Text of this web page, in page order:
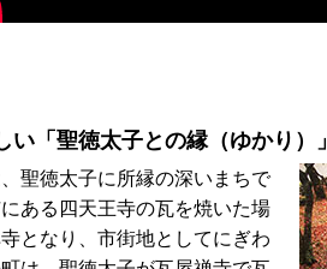
い「聖徳太子との縁（ゆかり）」
聖徳太子に所縁の深いまちで
ある四天王寺の瓦を焼いた場
となり、市街地としてにぎわ